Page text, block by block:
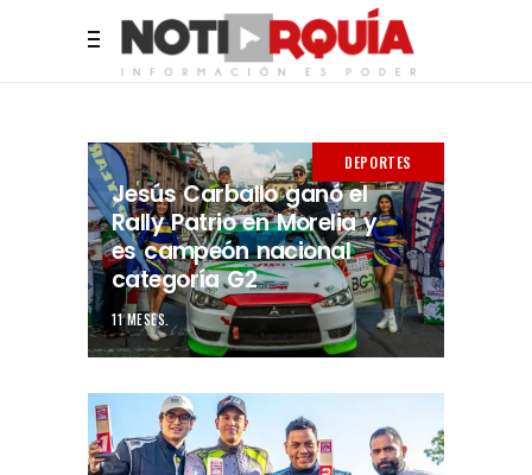
DEPORTES
Jesús Carballo ganó el
Rally Patrio en Morelia y
es campeón nacional
categoría G2
11 MESES.